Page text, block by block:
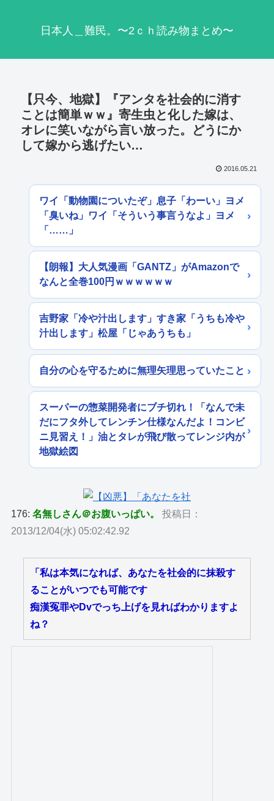
日本人＿難民。〜2ｃｈ読み物まとめ〜
【只今、地獄】『アンタを社会的に消す
ことは簡単ｗｗ』寄生虫と化した嫁は、
オレに笑いながら言い放った。どうにか
して嫁から逃げたい…
2016.05.21
ワイ「動物園についたぞ」息子「わーい」ヨメ
「臭いね」ワイ「そういう事言うなよ」ヨメ
「……」
【朗報】大人気漫画「GANTZ」がAmazonで
なんと全巻100円ｗｗｗｗｗｗ
吉野家「冷や汁出します」すき家「うちも冷や
汁出します」松屋「じゃあうちも」
自分の心を守るために無理矢理思っていたこと
スーパーの惣菜開発者にブチ切れ！「なんで未
だにフタ外してレンチン仕様なんだよ！コンビ
ニ見習え！」油とタレが飛び散ってレンジ内が
地獄絵図
176:名無しさん＠お腹いっぱい。
投稿日：
2013/12/04(水) 05:02:42.92
「私は本気になれば、あなたを社会的に抹殺す
ることがいつでも可能です
痴漢冤罪やDvでっち上げを見ればわかりますよ
ね？